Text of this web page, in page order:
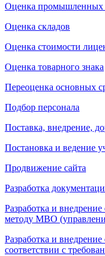
Оценка промышленных
Оценка складов
Оценка стоимости
Оценка товарного знака
Переоценка основных
Подбор персонала
Поставка, внедрение,
Постановка и ведение
Продвижение сайта
Разработка
Разработка и
методу МВО
Разработка и
соответствии с